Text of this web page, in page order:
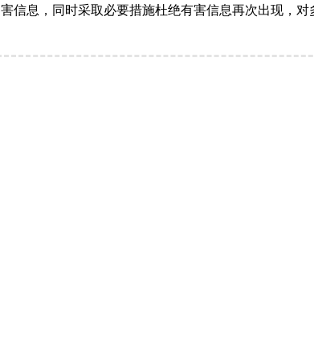
害信息，同时采取必要措施杜绝有害信息再次出现，